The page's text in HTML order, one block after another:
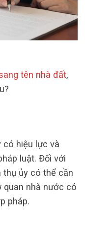
tên nhà đất,
có hiệu lực và
luật. Đối với
thụ ủy có thể cần
quan nhà nước có
pháp.